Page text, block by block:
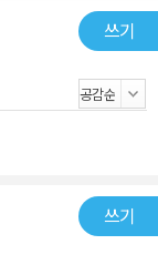
쓰기
쓰기